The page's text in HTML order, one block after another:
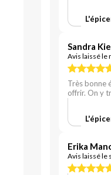
Sandra
Avis laissé le
Très bonne
offrir. On y
Erika
Avis laissé le